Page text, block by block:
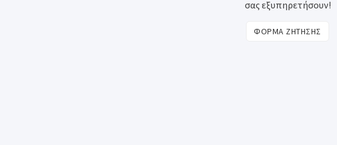
σας εξυπηρετήσουν!
ΦΟΡΜΑ ΖΗΤΗΣΗΣ